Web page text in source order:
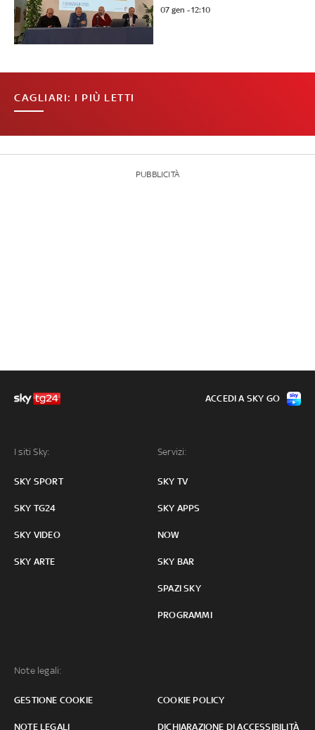
07 gen - 12:10
CAGLIARI: I PIÙ LETTI
PUBBLICITÀ
I siti Sky:
SKY SPORT
SKY TG24
SKY VIDEO
SKY ARTE
Servizi:
SKY TV
SKY APPS
NOW
SKY BAR
SPAZI SKY
PROGRAMMI
Note legali:
GESTIONE COOKIE COOKIE POLICY
NOTE LEGALI DICHIARAZIONE DI ACCESSIBILITÀ
ACCEDI A SKY GO